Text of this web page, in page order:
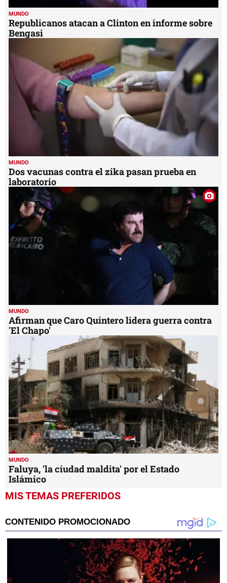
MUNDO
Republicanos atacan a Clinton en informe sobre
Bengasi
MUNDO
Dos vacunas contra el zika pasan prueba en
laboratorio
MUNDO
Afirman que Caro Quintero lidera guerra contra
'El Chapo'
MUNDO
Faluya, 'la ciudad maldita' por el Estado
Islámico
MIS TEMAS PREFERIDOS